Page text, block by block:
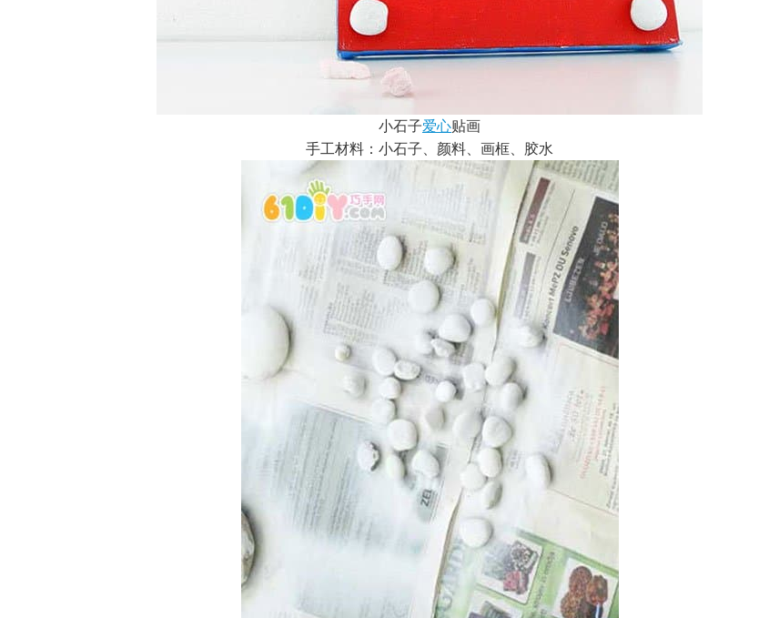
小石子爱心贴画
手工材料：小石子、颜料、画框、胶水